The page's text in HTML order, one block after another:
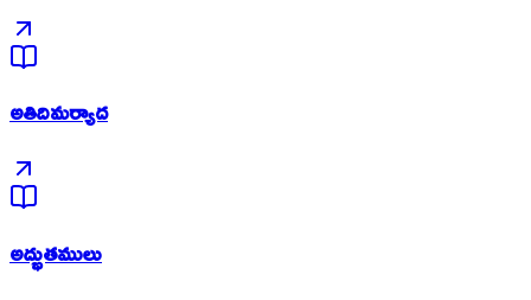
అతిదిమర్యాద
అద్భుతములు